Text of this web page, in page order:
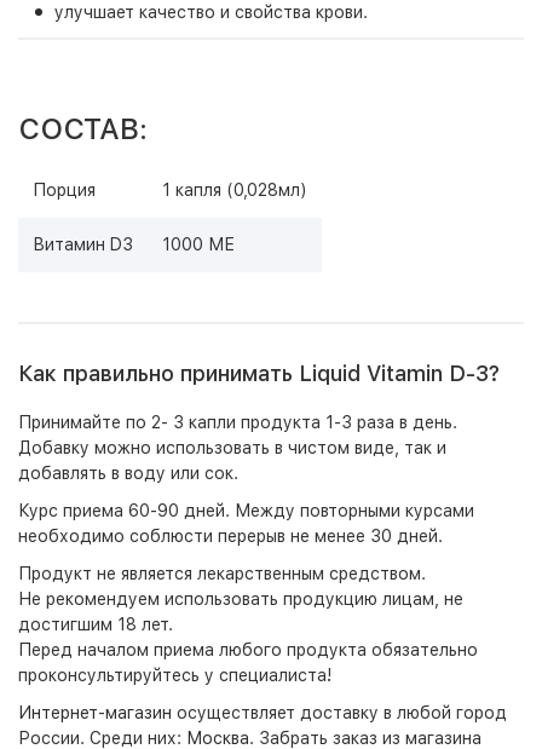
улучшает качество и свойства крови.
СОСТАВ:
Порция 1 капля (0,028мл)
Витамин D3 1000 МЕ
Как правильно принимать Liquid Vitamin D-3?
Принимайте по 2- 3 капли продукта 1-3 раза в день.
Добавку можно использовать в чистом виде, так и
добавлять в воду или сок.
Курс приема 60-90 дней. Между повторными курсами
необходимо соблюсти перерыв не менее 30 дней.
Продукт не является лекарственным средством.
Не рекомендуем использовать продукцию лицам, не
достигшим 18 лет.
Перед началом приема любого продукта обязательно
проконсультируйтесь у специалиста!
Интернет-магазин осуществляет доставку в любой город
России. Среди них: Москва. Забрать заказ из магазина